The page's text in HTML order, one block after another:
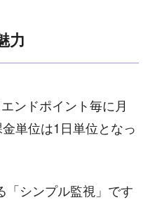
力
ンドポイント毎に月
単位は1日単位となっ
「シンプル監視」です